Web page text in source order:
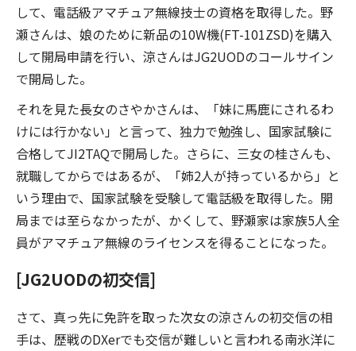
して、電話級アマチュア無線技士の資格を取得した。野
瀬さんは、娘のために新品の10W機(FT-101ZSD)を購入
して開局申請を行い、涼さんはJG2UODのコールサイン
で開局した。
それを見た長女のさやかさんは、「妹に馬鹿にされるわ
けには行かない」と言って、独力で勉強し、国家試験に
合格してJI2TAQで開局した。さらに、三女の桂さんも、
就職してからではあるが、「姉2人が持っているから」と
いう理由で、国家試験を受験して電話級を取得した。開
局までは至らなかったが、かくして、野瀬家は家族5人全
員がアマチュア無線のライセンスを得ることになった。
[JG2UODの初交信]
さて、真っ先に免許を取った次女の涼さんの初交信の相
手は、歴戦のDXerでも交信が難しいと言われる南氷洋に